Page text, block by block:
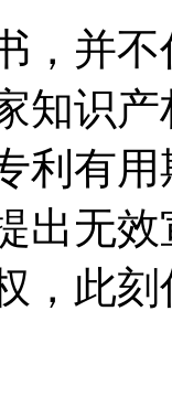
，并
知识
利有
出无
，此